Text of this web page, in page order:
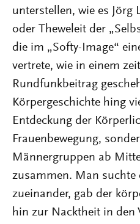
unterstellen, wie es Jörg
oder Theweleit der
die im „Softy-Image“
vertrete, wie in einem
Rundfunkbeitrag
Körpergeschichte hing
Entdeckung der
Frauenbewegung,
Männergruppen ab
zusammen. Man suchte
zueinander, gab der
hin zur Nacktheit in den